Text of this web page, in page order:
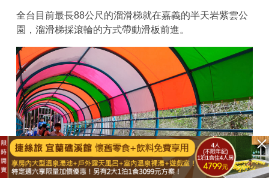
全台目前最長88公尺的溜滑梯就在嘉義的半天岩紫雲公
園，溜滑梯採滾輪的方式帶動滑板前進。
已結束